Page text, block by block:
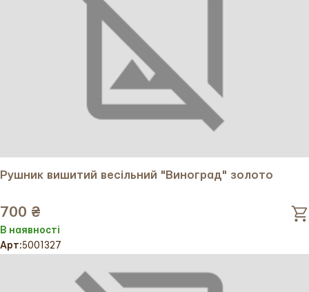
На рушнику зображений вишуканий виноградний
орнамент, що складається з грон, листя та лоз
винограду, виконаних у традиційних українських мотивах.
Цей рушник не лише має глибоке символічне значення, але
й є потужним оберегом, який ви можете купити в нашому
інтернет-магазині для особливих моментів.
Родючість і процвітання: Виноград здавна
асоціюючись із плідністю та успіхом у всіх
починаннях.
Сімейна гармонія: Лоза винограду уособлює
чи родини.
Рушник вишитий весільний "Виноград" золото
700 ₴
В наявності
Арт:5001327